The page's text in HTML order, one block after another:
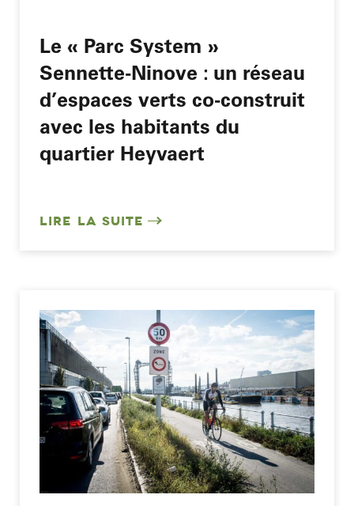
Le « Parc System »
Sennette-Ninove : un réseau
d’espaces verts co-construit
avec les habitants du
quartier Heyvaert
LIRE LA SUITE